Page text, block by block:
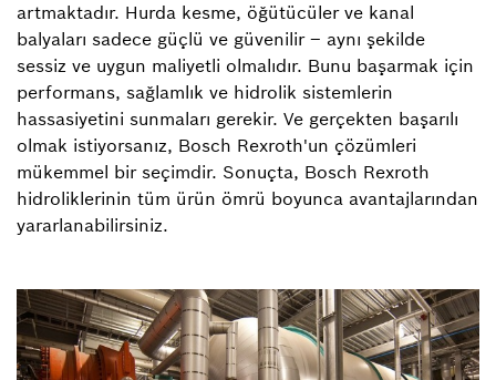
artmaktadır. Hurda kesme, öğütücüler ve kanal
balyaları sadece güçlü ve güvenilir – aynı şekilde
sessiz ve uygun maliyetli olmalıdır. Bunu başarmak için
performans, sağlamlık ve hidrolik sistemlerin
hassasiyetini sunmaları gerekir. Ve gerçekten başarılı
olmak istiyorsanız, Bosch Rexroth'un çözümleri
mükemmel bir seçimdir. Sonuçta, Bosch Rexroth
hidroliklerinin tüm ürün ömrü boyunca avantajlarından
yararlanabilirsiniz.